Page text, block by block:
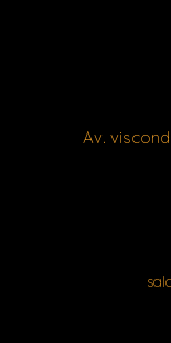
Av.